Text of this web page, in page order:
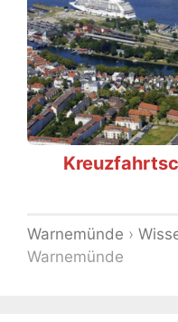
Warnemünde ›
Warnemünde